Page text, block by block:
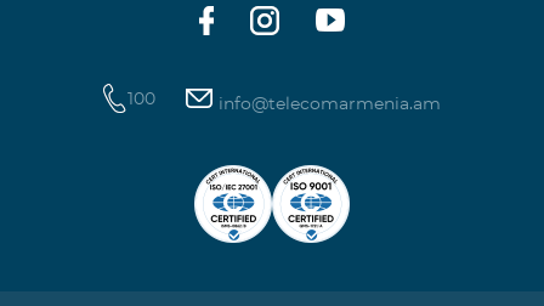
100 info@telecomarmenia.am